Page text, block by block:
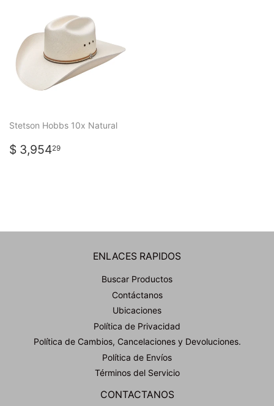
Stetson Hobbs 10x Natural
PRECIO
HABITUAL
$ 3,95429
ENLACES RAPIDOS
Buscar Productos
Contáctanos
Ubicaciones
Política de Privacidad
Política de Cambios, Cancelaciones y Devoluciones.
Política de Envíos
Términos del Servicio
CONTACTANOS